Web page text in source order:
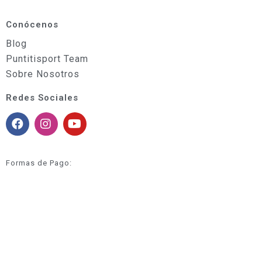
Conócenos
Blog
Puntitisport Team
Sobre Nosotros
Redes Sociales
Formas de Pago: